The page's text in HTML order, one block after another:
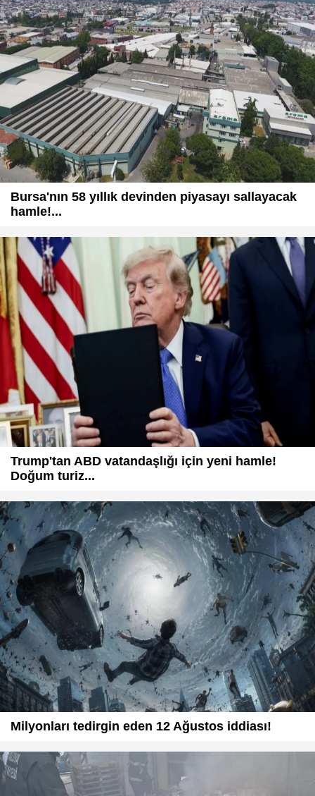
Bursa'nın 58 yıllık devinden piyasayı sallayacak
hamle!...
Trump'tan ABD vatandaşlığı için yeni hamle!
Doğum turiz...
Milyonları tedirgin eden 12 Ağustos iddiası!